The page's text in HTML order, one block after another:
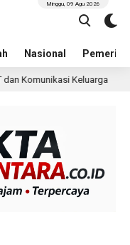
Nasional
Minggu, 09 Agu 2026
1 hari lalu KKN Undip